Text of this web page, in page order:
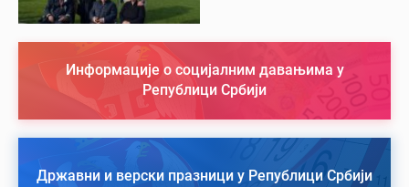
Информације о социјалним давањима у
Републици Србији
Државни и верски празници у Републици Србији